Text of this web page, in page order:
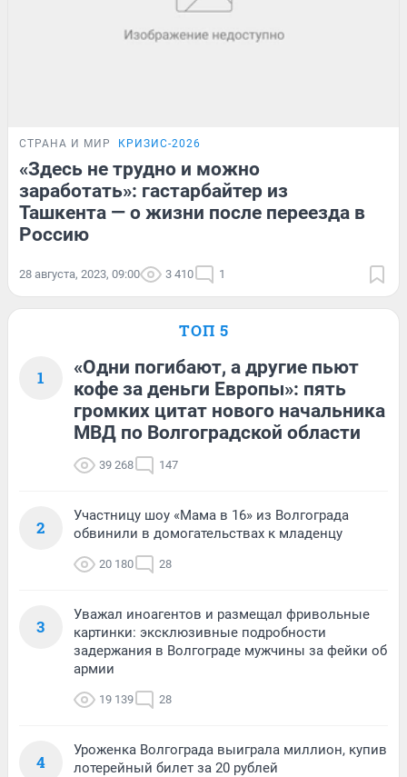
СТРАНА И МИР КРИЗИС-2026
«Здесь не трудно и можно
заработать»: гастарбайтер из
Ташкента — о жизни после переезда в
Россию
28 августа, 2023, 09:00 3 410 1
ТОП 5
1
«Одни погибают, а другие пьют
кофе за деньги Европы»: пять
громких цитат нового начальника
МВД по Волгоградской области
39 268 147
2
Участницу шоу «Мама в 16» из Волгограда
обвинили в домогательствах к младенцу
20 180 28
3
Уважал иноагентов и размещал фривольные
картинки: эксклюзивные подробности
задержания в Волгограде мужчины за фейки об
армии
19 139 28
4
Уроженка Волгограда выиграла миллион, купив
лотерейный билет за 20 рублей